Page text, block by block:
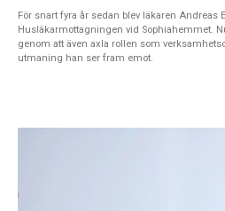
För snart fyra år sedan blev läkaren
Husläkarmottagningen vid Sophiahemmet.
genom att även axla rollen som
utmaning han ser fram emot.